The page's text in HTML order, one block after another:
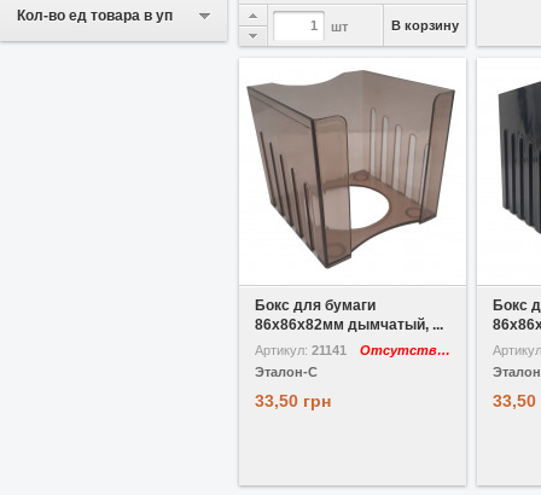
Кол-во ед товара в уп
шт В корзину
В избранное
Бокс для бумаги
86х86х82мм дымчатый, ...
Артикул: 21141
Отсутствует
Эталон-С
33,50 грн
Бокс
33,50